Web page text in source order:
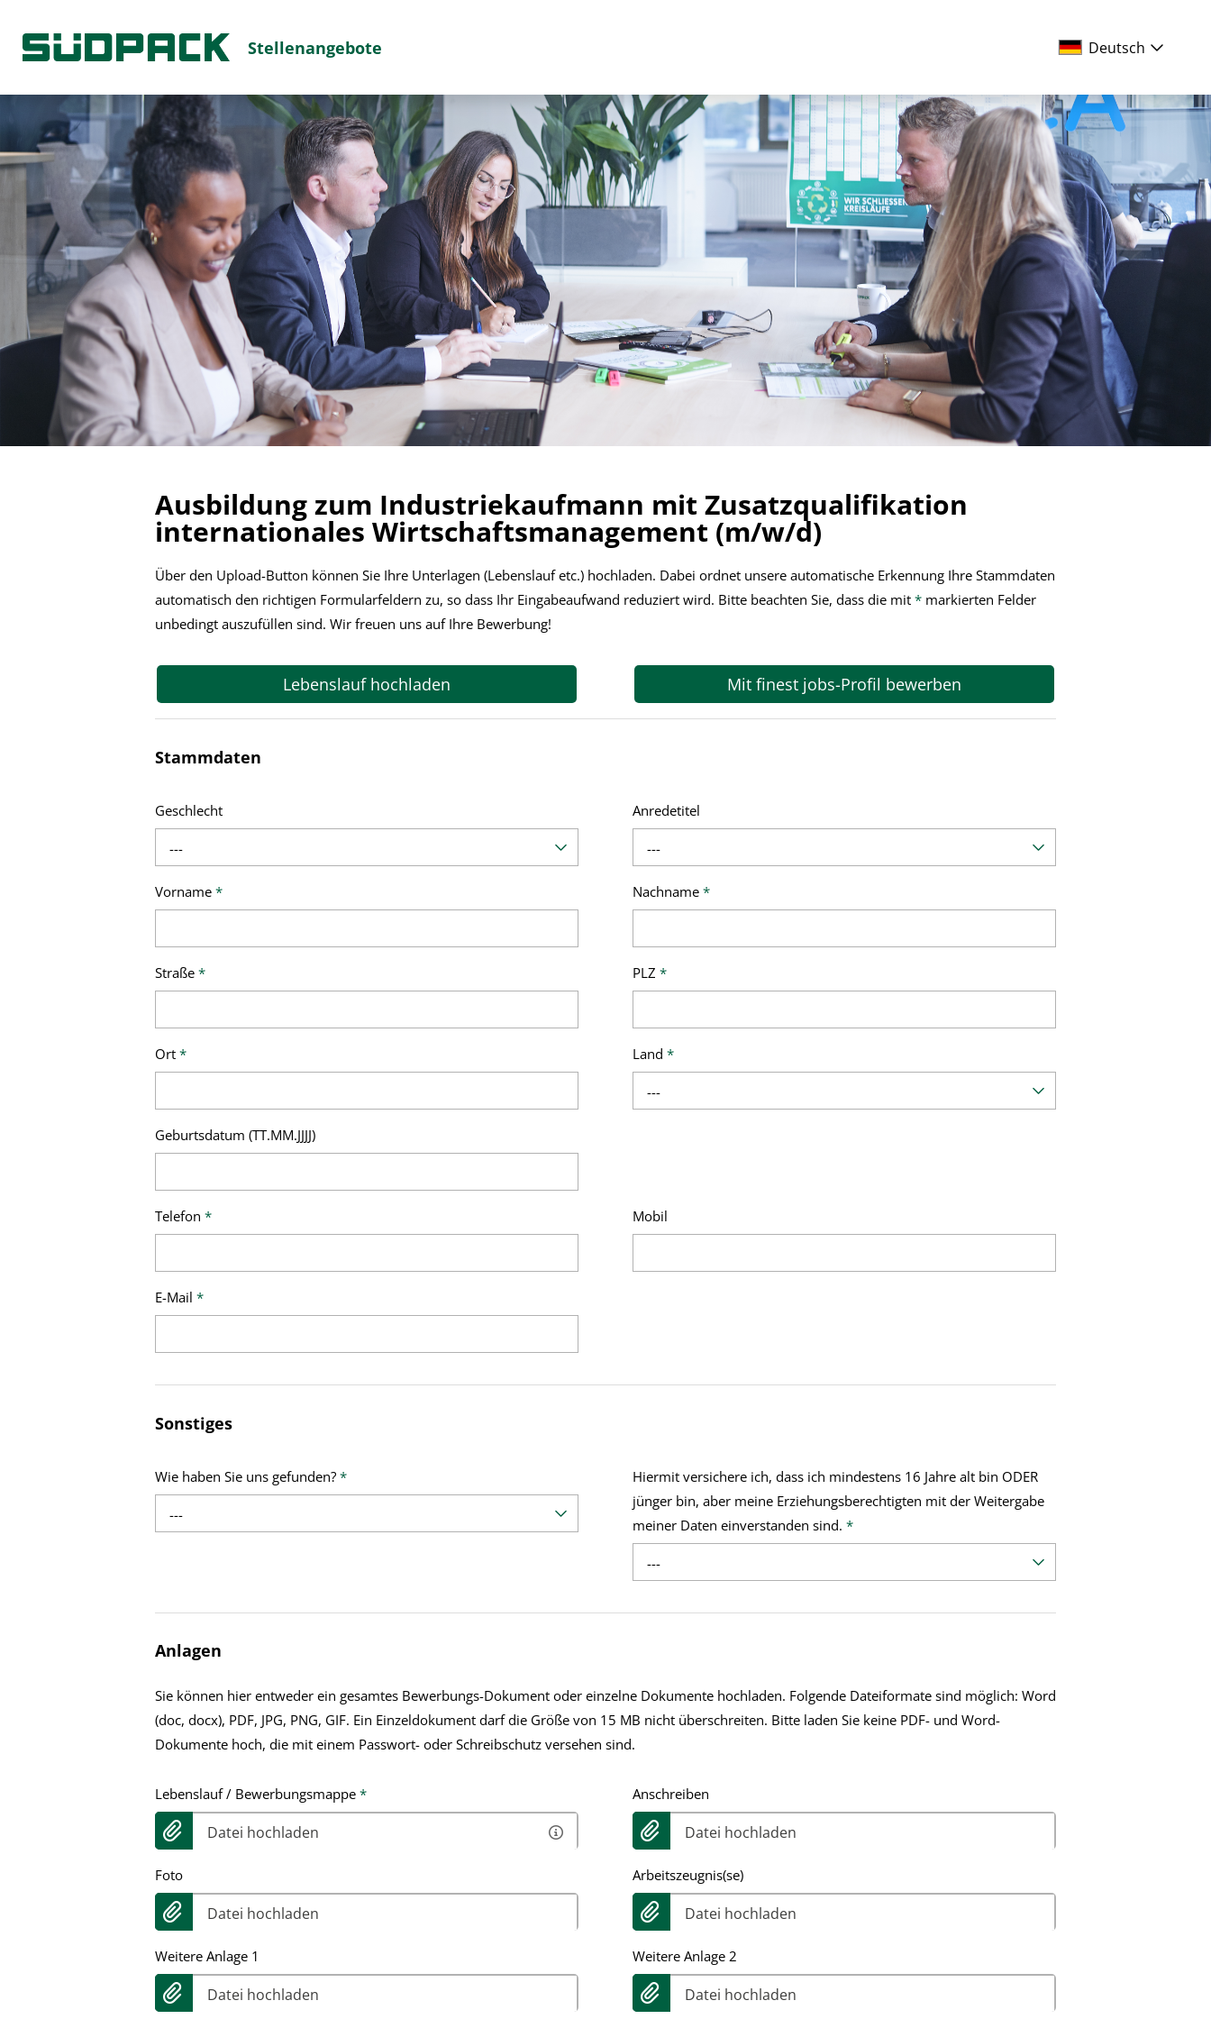
Deutsch
Stellenangebote
Ausbildung zum Industriekaufmann mit Zusatzqualifikation
internationales Wirtschaftsmanagement (m/w/d)
Über den Upload-Button können Sie Ihre Unterlagen (Lebenslauf etc.) hochladen. Dabei ordnet unsere automatische Erkennung Ihre Stammdaten
automatisch den richtigen Formularfeldern zu, so dass Ihr Eingabeaufwand reduziert wird. Bitte beachten Sie, dass die mit * markierten Felder
unbedingt auszufüllen sind. Wir freuen uns auf Ihre Bewerbung!
Lebenslauf hochladen Mit finest jobs-Profil bewerben
Stammdaten
Geschlecht
---
Anredetitel
---
Vorname * Nachname *
Straße * PLZ *
Ort * Land *
---
Geburtsdatum (TT.MM.JJJJ)
Telefon * Mobil
E-Mail *
Sonstiges
Wie haben Sie uns gefunden? *
---
Hiermit versichere ich, dass ich mindestens 16 Jahre alt bin ODER
jünger bin, aber meine Erziehungsberechtigten mit der Weitergabe
meiner Daten einverstanden sind. *
---
Anlagen
Sie können hier entweder ein gesamtes Bewerbungs-Dokument oder einzelne Dokumente hochladen. Folgende Dateiformate sind möglich: Word
(doc, docx), PDF, JPG, PNG, GIF. Ein Einzeldokument darf die Größe von 15 MB nicht überschreiten. Bitte laden Sie keine PDF- und Word-
Dokumente hoch, die mit einem Passwort- oder Schreibschutz versehen sind.
Lebenslauf / Bewerbungsmappe *
Datei hochladen
Anschreiben
Datei hochladen
Foto
Datei hochladen
Arbeitszeugnis(se)
Datei hochladen
Weitere Anlage 1
Datei hochladen
Weitere Anlage 2
Datei hochladen